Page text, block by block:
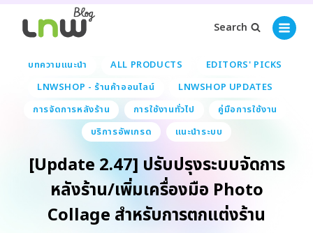
Search
บทความแนะนำ ALL PRODUCTS
EDITORS' PICKS
LNWSHOP - ร้านค้าออนไลน์
LNWSHOP UPDATES
การจัดการหลังร้าน
การใช้งานทั่วไป
คู่มือการใช้งาน
บริการอัพเกรด
แนะนำระบบ
[Update 2.47] ปรับปรุงระบบจัดการ
หลังร้าน/เพิ่มเครื่องมือ Photo
Collage สำหรับการตกแต่งร้าน